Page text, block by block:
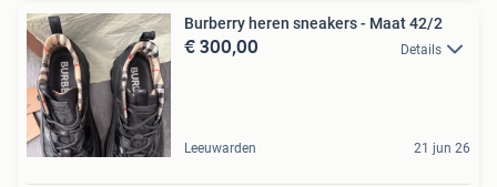
Burberry heren sneakers - Maat 42/2
€ 300,00 Details
Leeuwarden 21 jun 26